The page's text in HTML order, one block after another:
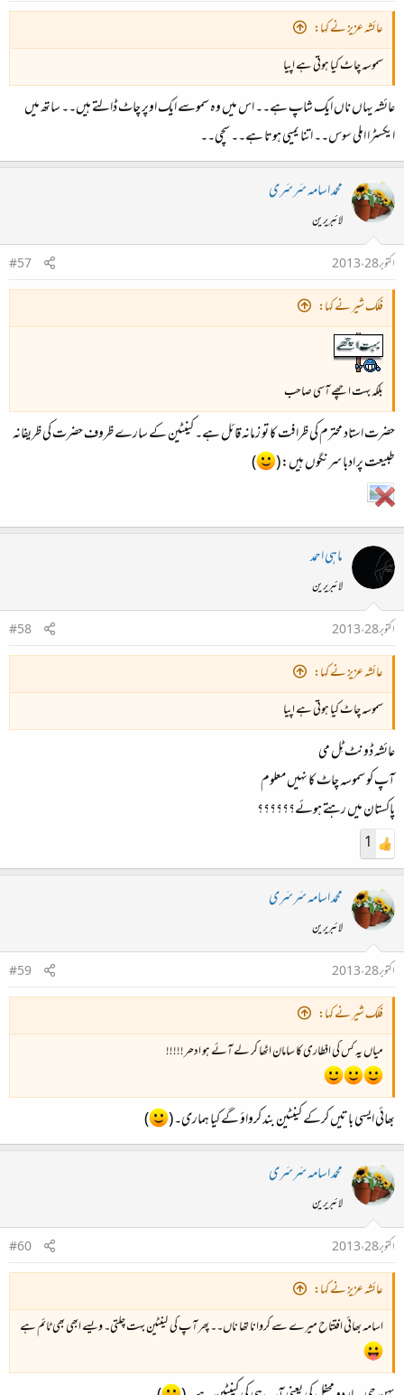
عائشہ عزیز نے کہا:
سموسہ چاٹ کیا ہوتی ہے اپیا
عائشہ یہاں ناں ایک شاپ ہے۔۔ اس میں وہ سموسے ایک اوپر چاٹ ڈالتے ہیں۔۔ ساتھ میں
ایکسٹرا املی سوس۔۔ اتنا یمیی ہوتا ہے۔۔ سچی۔۔
محمد اسامہ سَرسَری
لائبریرین
اکتوبر 28، 2013
#57
فلک شیر نے کہا:
بلکہ بہت اچھے آسی صاحب
حضرت استاد محترم کی ظرافت کا تو زمانہ قائل ہے۔ کینٹین کے سارے ظروف حضرت کی ظریفانہ
طبیعت پر ادبا سرنگوں ہیں: (
)
ماہی احمد
لائبریرین
اکتوبر 28، 2013
#58
عائشہ عزیز نے کہا:
سموسہ چاٹ کیا ہوتی ہے اپیا
عائشہ ڈونٹ ٹِل می
آپ کو سموسہ چاٹ کا نہیں معلوم
پاکستان میں رہتے ہوئے؟؟؟؟؟؟
1
محمد اسامہ سَرسَری
لائبریرین
اکتوبر 28، 2013
#59
فلک شیر نے کہا:
میاں یہ کس کی افطاری کا سامان اٹھا کر لے آئے ہو ادھر!!!!!
بھائی ایسی باتیں کرکے کینٹین بند کرواؤ گے کیا ہماری۔ (
)
محمد اسامہ سَرسَری
لائبریرین
اکتوبر 28، 2013
#60
عائشہ عزیز نے کہا:
اسامہ بھائی افتتاح میرے سے کروانا تھا ناں۔۔ پھر آپ کی کینٹین بہت چلتی۔ ویسے ابھی بھی ٹائم ہے